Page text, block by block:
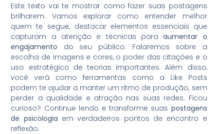
Este texto vai te mostrar como fazer suas postagens
brilharem. Vamos explorar como entender melhor
quem te segue, destacar elementos essenciais que
capturam a atenção e técnicas paraaumentar o
engajamento do seu público. Falaremos sobre a
escolha de imagens e cores, o poder das citações e o
uso estratégico de teorias importantes. Além disso,
você verá como ferramentas como a Like Posts
podem te ajudar a manter um ritmo de produção, sem
perder a qualidade e atração nas suas redes. Ficou
curioso? Continue lendo e transforme suas postagens
de psicologia em verdadeiros pontos de encontro e
reflexão.